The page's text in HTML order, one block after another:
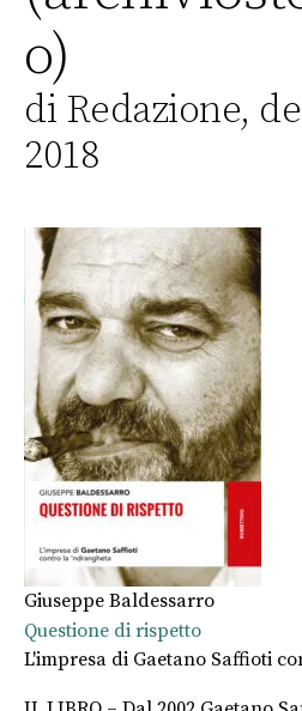
o)
di Redazione,
2018
Giuseppe Baldessarro
Questione di rispetto
L'impresa di Gaetano Saffioti